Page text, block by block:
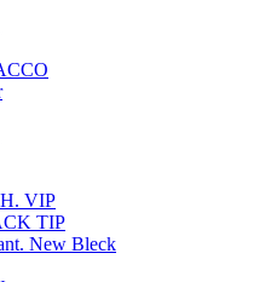
VIP
TIP
New Bleck